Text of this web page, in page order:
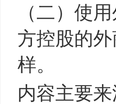
（二）使
方控股的
样。
内容主要